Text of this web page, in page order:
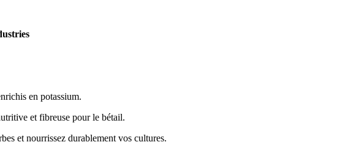
en potassium.
et fibreuse pour le bétail.
et nourrissez durablement vos cultures.